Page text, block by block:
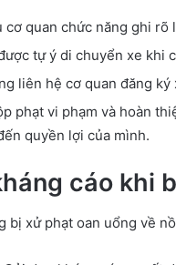
cơ quan chức năng ghi
tự ý di chuyển xe khi
liên hệ cơ quan đăng
phạt vi phạm và hoàn
quyền lợi của mình.
cáo khi
bị xử phạt oan uổng về